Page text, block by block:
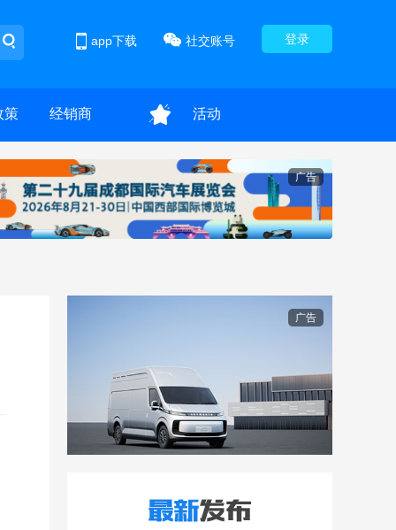
登录
社交账号
app下载
策 经销商 活动
广告
广告